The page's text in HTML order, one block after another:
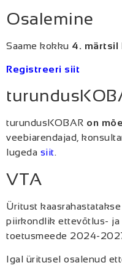
Osalemine
Saame kokku 4. märtsil
Registreeri siit
turundusKOBAR on
veebiarendajad,
lugeda siit.
VTA
Üritust
piirkondlik ettevõtlus- ja
toetusmeede 2024-
Igal üritusel osalenud